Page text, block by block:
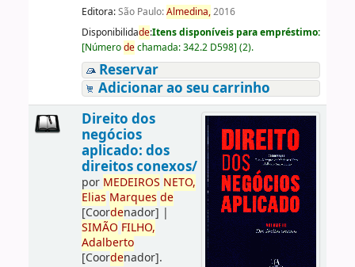
Editora:São Paulo:Almedina,2016
Disponibilidade:Itens disponíveis para empréstimo:
[Númerodechamada:342.2 D598] (2).
Reservar
Adicionar ao seu carrinho
Direito dos
negócios
aplicado: dos
direitos conexos/
por MEDEIROS NETO,
Elias Marques de
[Coordenador] |
SIMÃO FILHO,
Adalberto
[Coordenador].